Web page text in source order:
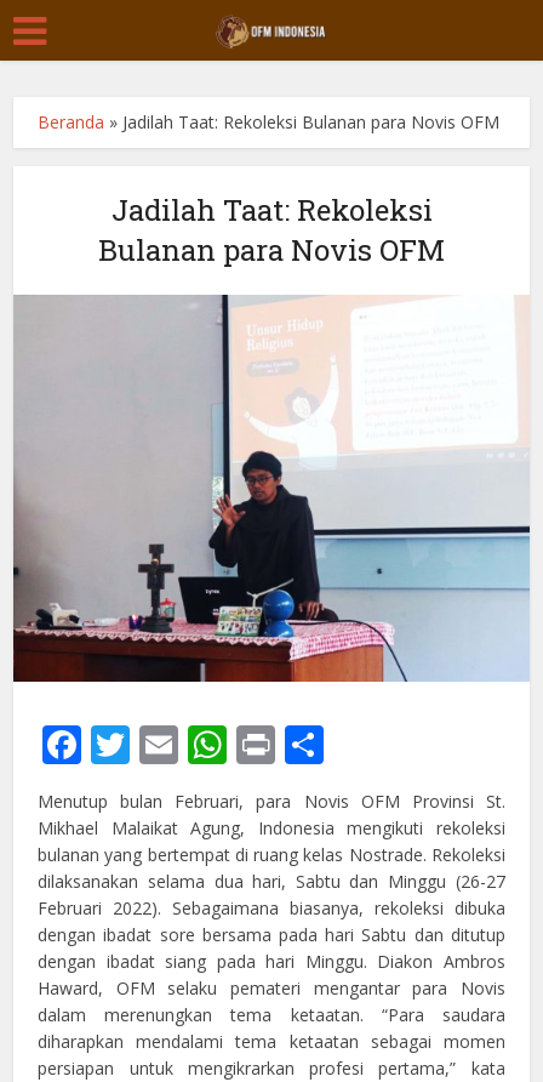
Beranda » Jadilah Taat: Rekoleksi Bulanan para Novis OFM
Jadilah Taat: Rekoleksi
Bulanan para Novis OFM
Facebook
Twitter
EmailWhatsApp
Print
Menutup bulan Februari, para Novis OFM Provinsi St.
Mikhael Malaikat Agung, Indonesia mengikuti rekoleksi
bulanan yang bertempat di ruang kelas Nostrade. Rekoleksi
dilaksanakan selama dua hari, Sabtu dan Minggu (26-27
Februari 2022). Sebagaimana biasanya, rekoleksi dibuka
dengan ibadat sore bersama pada hari Sabtu dan ditutup
dengan ibadat siang pada hari Minggu. Diakon Ambros
Haward, OFM selaku pemateri mengantar para Novis
dalam merenungkan tema ketaatan. “Para saudara
diharapkan mendalami tema ketaatan sebagai momen
persiapan untuk mengikrarkan profesi pertama,” kata